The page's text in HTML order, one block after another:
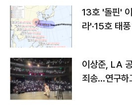
13호 '돌핀'
라'·15호 태
이상준, LA
죄송…연구하